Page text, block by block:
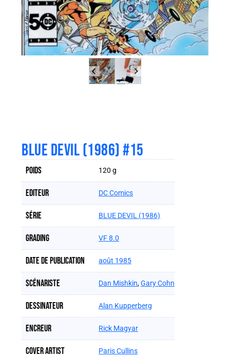
BLUE DEVIL (1986) #15
Poids 120 g
Editeur DC Comics
Série BLUE DEVIL (1986)
Grading VF 8.0
Date de publication août 1985
Scénariste Dan Mishkin,Gary Cohn
Dessinateur Alan Kupperberg
Encreur Rick Magyar
Cover artist Paris Cullins